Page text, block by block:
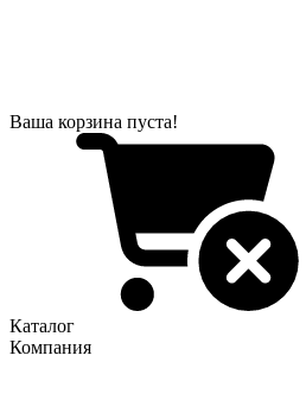
Ваша корзина пуста!
Каталог
Компания